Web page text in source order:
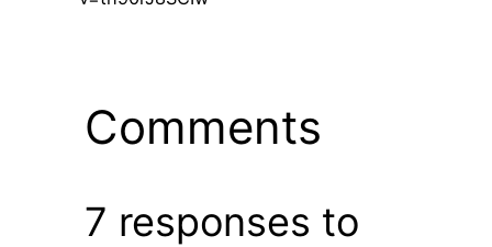
Comments
7 responses to